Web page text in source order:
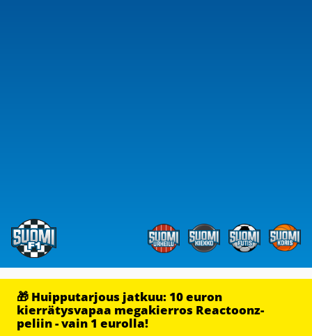
🎁 Huipputarjous jatkuu: 10 euron
kierrätysvapaa megakierros Reactoonz-
peliin - vain 1 eurolla!